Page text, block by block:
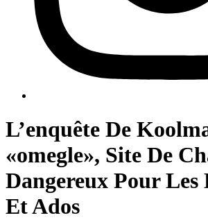
L’enquête De
«omegle», Site De
Dangereux Pour Les
Et Ados